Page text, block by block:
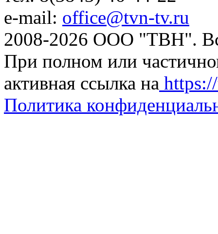
e-mail: office@tvn-tv.ru
2008-2026 ООО "ТВН".
При полном или
активная ссылка на
Политика